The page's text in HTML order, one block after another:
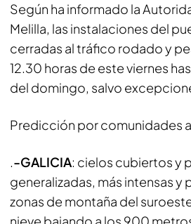
Según ha informado la
Melilla, las instalaciones del
cerradas al tráfico rodado y
12.30 horas de este viernes
del domingo, salvo
Predicción por comunidades
.-GALICIA: cielos cubiertos y
generalizadas, más intensas y
zonas de montaña del